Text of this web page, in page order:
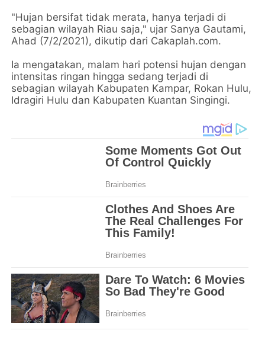
"Hujan bersifat tidak merata, hanya terjadi di
sebagian wilayah Riau saja," ujar Sanya Gautami,
Ahad (7/2/2021), dikutip dari Cakaplah.com.
Ia mengatakan, malam hari potensi hujan dengan
intensitas ringan hingga sedang terjadi di
sebagian wilayah Kabupaten Kampar, Rokan Hulu,
Idragiri Hulu dan Kabupaten Kuantan Singingi.